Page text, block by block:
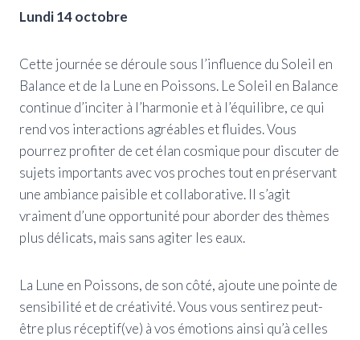
Lundi 14 octobre
Cette journée se déroule sous l’influence du Soleil en
Balance et de la Lune en Poissons. Le Soleil en Balance
continue d’inciter à l’harmonie et à l’équilibre, ce qui
rend vos interactions agréables et fluides. Vous
pourrez profiter de cet élan cosmique pour discuter de
sujets importants avec vos proches tout en préservant
une ambiance paisible et collaborative. Il s’agit
vraiment d’une opportunité pour aborder des thèmes
plus délicats, mais sans agiter les eaux.
La Lune en Poissons, de son côté, ajoute une pointe de
sensibilité et de créativité. Vous vous sentirez peut-
être plus réceptif(ve) à vos émotions ainsi qu’à celles